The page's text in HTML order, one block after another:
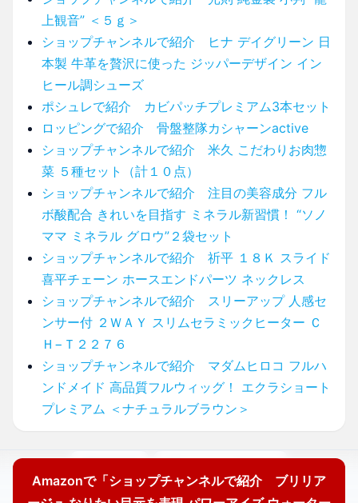
上観音” ＜５ｇ＞
ショップチャンネルで紹介 ヒナ デイグリーン 日
本製 牛革を贅沢に使った ジッパーデザイン イン
ヒール調シューズ
ポシュレで紹介 カビパッチプレミアム3本セット
ロッピングで紹介 骨盤整隊カシャーンactive
ショップチャンネルで紹介 米久 こだわりお肉惣
菜 ５種セット（計１０点）
ショップチャンネルで紹介 注目の美容成分 フル
ボ酸配合 きれいを目指す ミネラル新習慣！ “ソノ
ママ ミネラル グロウ”２袋セット
ショップチャンネルで紹介 祈平 １８Ｋ スライド
喜平チェーン ホースエンドパーツ ネックレス
ショップチャンネルで紹介 スリーアップ 人感セ
ンサー付 ２ＷＡＹ スリムセラミックヒーター Ｃ
Ｈ−Ｔ２２７６
ショップチャンネルで紹介 マダムヒロコ フルハ
ンドメイド 高品質フルウィッグ！ エクラショート
プレミアム ＜ナチュラルブラウン＞
Amazonで「ショップチャンネルで紹介 ブリリア